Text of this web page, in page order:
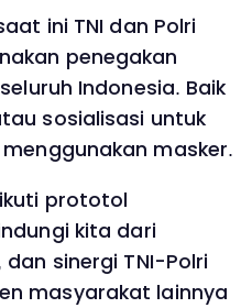
ini TNI dan Polri
penegakan
Indonesia. Baik
sosialisasi untuk
masker.
prototol
kita dari
sinergi TNI-Polri
masyarakat lainnya